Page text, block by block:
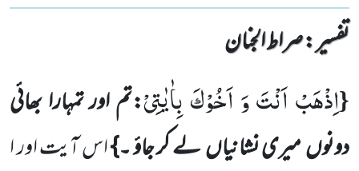
تفسیر : ‎صراط الجنان
{اِذْهَبْ اَنْتَ وَ اَخُوْكَ بِاٰیٰتِیْ:تم اور تمہارا بھائی
دونوںمیری نشانیاںلے کر جاؤ ۔}اس آیت اور ا